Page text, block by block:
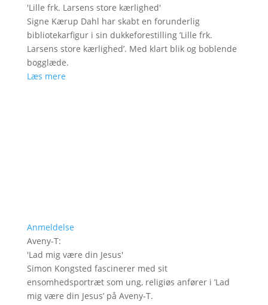
'Lille frk. Larsens store kærlighed'
Signe Kærup Dahl har skabt en forunderlig
bibliotekarfigur i sin dukkeforestilling ’Lille frk.
Larsens store kærlighed’. Med klart blik og boblende
bogglæde.
Læs mere
Anmeldelse
Aveny-T:
'Lad mig være din Jesus'
Simon Kongsted fascinerer med sit
ensomhedsportræt som ung, religiøs anfører i ’Lad
mig være din Jesus’ på Aveny-T.